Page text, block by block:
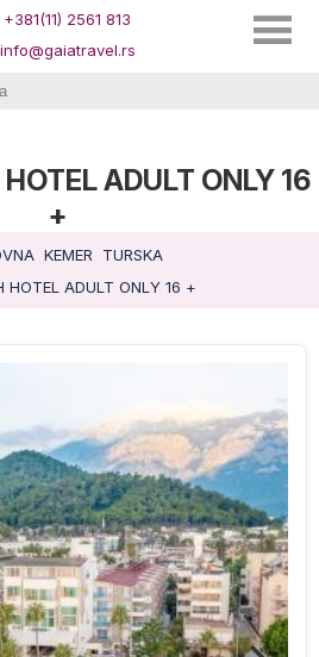
+381(11) 2561 813
info@gaiatravel.rs
ADULT ONLY 16
+
KEMER
TURSKA
HOTEL ADULT ONLY 16 +